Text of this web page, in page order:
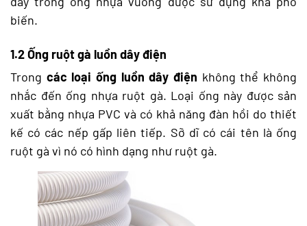
biến.
1.2 Ống ruột gà luồn dây điện
Trong các loại ống luồn dây điện không thể không
nhắc đến ống nhựa ruột gà. Loại ống này được sản
xuất bằng nhựa PVC và có khả năng đàn hồi do thiết
kế có các nếp gấp liên tiếp. Sỡ dĩ có cái tên là ống
ruột gà vì nó có hình dạng như ruột gà.